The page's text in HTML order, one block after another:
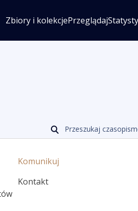
Zbiory i kolekcjePrzeglądaj
Przeszukaj
Komunikuj
Kontakt